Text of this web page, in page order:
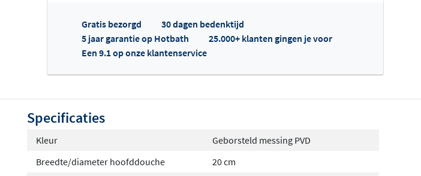
Gratis bezorgd
30 dagen bedenktijd
5 jaar garantie op Hotbath
25.000+ klanten gingen je voor
Een 9.1 op onze klantenservice
Specificaties
Kleur
Geborsteld messing PVD
Breedte/diameter hoofddouche
20 cm